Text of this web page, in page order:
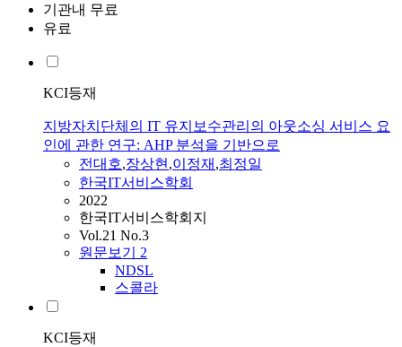
기관내 무료
유료
KCI등재
지방자치단체의 IT 유지보수관리의 아웃소싱 서비스 요
인에 관한 연구: AHP 분석을 기반으로
전대호,장상현,이정재 ,최정일
한국IT서비스학회
2022
한국IT서비스학회지
Vol.21 No.3
원문보기 2
NDSL
스콜라
KCI등재